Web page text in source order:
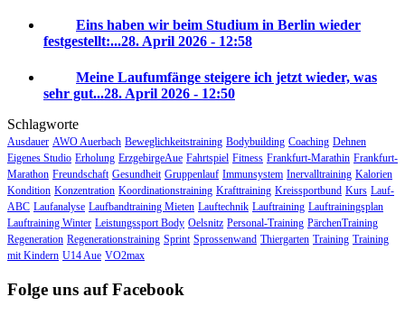
Eins haben wir beim Studium in Berlin wieder
festgestellt:...28. April 2026 - 12:58
Meine Laufumfänge steigere ich jetzt wieder, was
sehr gut...28. April 2026 - 12:50
Schlagworte
Ausdauer AWO Auerbach Beweglichkeitstraining Bodybuilding Coaching Dehnen
Eigenes Studio Erholung ErzgebirgeAue Fahrtspiel Fitness Frankfurt-Marathin Frankfurt-
Marathon Freundschaft Gesundheit Gruppenlauf Immunsystem Inervalltraining Kalorien
Kondition Konzentration Koordinationstraining Krafttraining Kreissportbund Kurs Lauf-
ABC Laufanalyse Laufbandtraining Mieten Lauftechnik Lauftraining Lauftrainingsplan
Lauftraining Winter Leistungssport Body Oelsnitz Personal-Training PärchenTraining
Regeneration Regenerationstraining Sprint Sprossenwand Thiergarten Training Training
mit Kindern U14 Aue VO2max
Folge uns auf Facebook